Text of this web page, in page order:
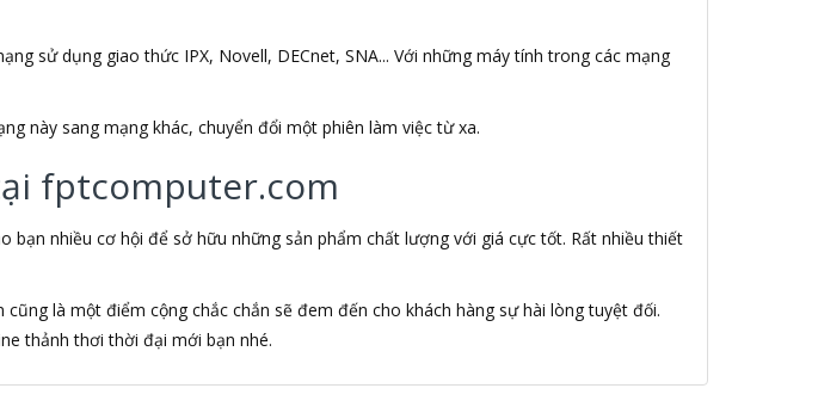
sử dụng giao thức IPX, Novell, DECnet, SNA... Với những máy tính trong các mạng
này sang mạng khác, chuyển đổi một phiên làm việc từ xa.
fptcomputer.com
nhiều cơ hội để sở hữu những sản phẩm chất lượng với giá cực tốt. Rất nhiều thiết
là một điểm cộng chắc chắn sẽ đem đến cho khách hàng sự hài lòng tuyệt đối.
thảnh thơi thời đại mới bạn nhé.